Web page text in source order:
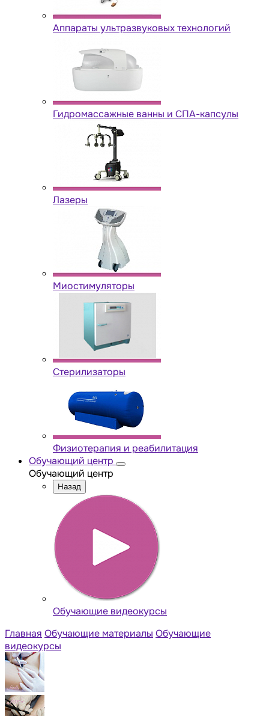
Аппараты ультразвуковых технологий
Гидромассажные ванны и СПА-капсулы
Лазеры
Миостимуляторы
Стерилизаторы
Физиотерапия и реабилитация
Обучающий центр
Обучающий центр
Назад
Обучающие видеокурсы
Главная Обучающие материалы Обучающие
видеокурсы